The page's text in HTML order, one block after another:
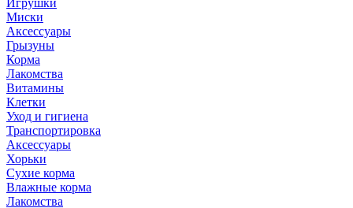
Игрушки
Миски
Аксессуары
Грызуны
Корма
Лакомства
Витамины
Клетки
Уход и гигиена
Транспортировка
Аксессуары
Хорьки
Сухие корма
Влажные корма
Лакомства